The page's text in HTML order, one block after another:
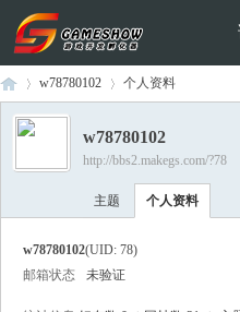
›
w78780102 个人资料
w78780102
http://bbs2.makegs.com/?78
主题 个人资料
w78780102(UID: 78)
邮箱状态
未验证